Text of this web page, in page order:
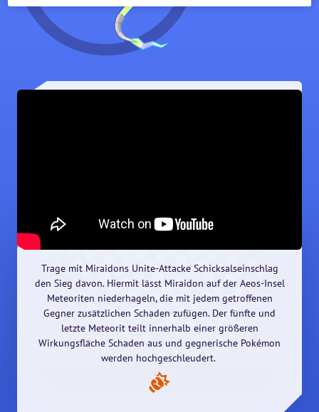
Trage mit Miraidons Unite-Attacke Schicksalseinschlag
den Sieg davon. Hiermit lässt Miraidon auf der Aeos-Insel
Meteoriten niederhageln, die mit jedem getroffenen
Gegner zusätzlichen Schaden zufügen. Der fünfte und
letzte Meteorit teilt innerhalb einer größeren
Wirkungsfläche Schaden aus und gegnerische Pokémon
werden hochgeschleudert.